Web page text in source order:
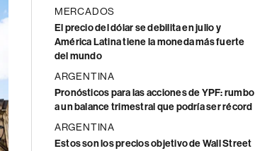
MERCADOS
El precio del dólar se debilita en julio y
América Latina tiene la moneda más fuerte
del mundo
ARGENTINA
Pronósticos para las acciones de YPF: rumbo
a un balance trimestral que podría ser récord
ARGENTINA
Estos son los precios objetivo de Wall Street